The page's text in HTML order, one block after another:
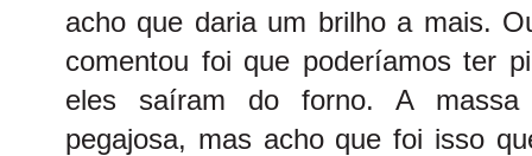
acho que daria um brilho a mais.
comentou foi que poderíamos ter
eles saíram do forno. A
pegajosa, mas acho que foi isso